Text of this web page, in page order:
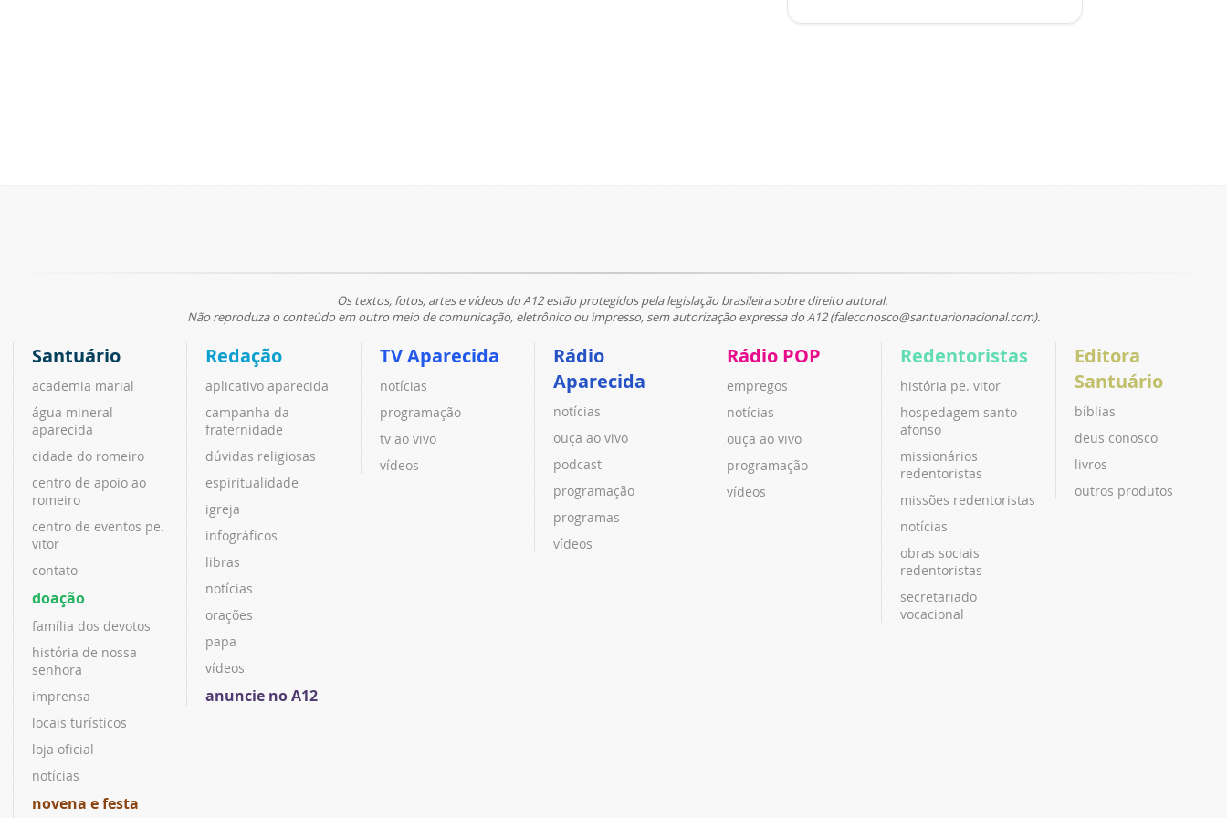
Os textos, fotos, artes e vídeos do A12 estão protegidos pela legislação brasileira sobre direito autoral.
Não reproduza o conteúdo em outro meio de comunicação, eletrônico ou impresso, sem autorização expressa do A12 (faleconosco@santuarionacional.com).
Santuário
academia marial
água mineral
aparecida
cidade do romeiro
centro de apoio ao
romeiro
centro de eventos pe.
vitor
contato
doação
família dos devotos
história de nossa
senhora
imprensa
locais turísticos
loja oficial
notícias
novena e festa
Redação
aplicativo aparecida
campanha da
fraternidade
dúvidas religiosas
espiritualidade
igreja
infográficos
libras
notícias
orações
papa
vídeos
anuncie no A12
TV Aparecida
notícias
programação
tv ao vivo
vídeos
Rádio
Aparecida
notícias
ouça ao vivo
podcast
programação
programas
vídeos
Rádio POP
empregos
notícias
ouça ao vivo
programação
vídeos
Redentoristas
história pe. vitor
hospedagem santo
afonso
missionários
redentoristas
missões redentoristas
notícias
obras sociais
redentoristas
secretariado
vocacional
Editora
Santuário
bíblias
deus conosco
livros
outros produtos